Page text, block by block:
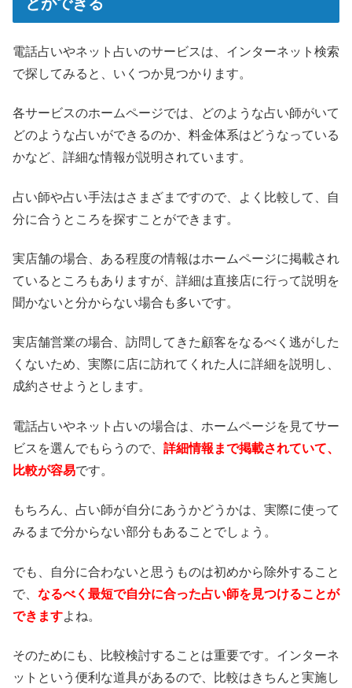
とができる
電話占いやネット占いのサービスは、インターネット検索
で探してみると、いくつか見つかります。
各サービスのホームページでは、どのような占い師がいて
どのような占いができるのか、料金体系はどうなっている
かなど、詳細な情報が説明されています。
占い師や占い手法はさまざまですので、よく比較して、自
分に合うところを探すことができます。
実店舗の場合、ある程度の情報はホームページに掲載され
ているところもありますが、詳細は直接店に行って説明を
聞かないと分からない場合も多いです。
実店舗営業の場合、訪問してきた顧客をなるべく逃がした
くないため、実際に店に訪れてくれた人に詳細を説明し、
成約させようとします。
電話占いやネット占いの場合は、ホームページを見てサー
ビスを選んでもらうので、 詳細情報まで掲載されていて、
比較が容易です。
もちろん、占い師が自分にあうかどうかは、実際に使って
みるまで分からない部分もあることでしょう。
でも、自分に合わないと思うものは初めから除外すること
で、 なるべく最短で自分に合った占い師を見つけることが
できますよね。
そのためにも、比較検討することは重要です。インターネ
ットという便利な道具があるので、比較はきちんと実施し